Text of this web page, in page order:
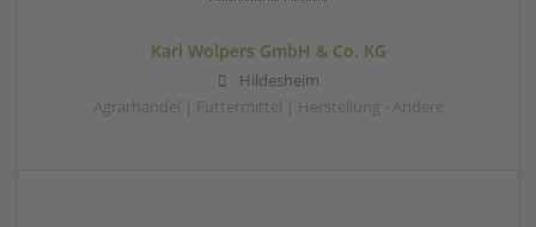
Karl Wolpers GmbH & Co. KG
Hildesheim
Agrarhandel | Futtermittel | Herstellung - Andere